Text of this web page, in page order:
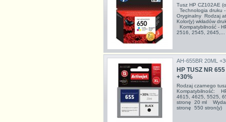
Tusz HP CZ102AE
Technologia druku
Oryginalny Rodzaj
Kolor(y) wkładów
Kompatybilność -
2516, 2545, 2645,...
AH-655BR 20ML
HP TUSZ NR
+30%
Rodzaj czarnego
Kompatybilność:
4615, 4625, 5525,
stronę 20 ml
stronę 550 stron(y)